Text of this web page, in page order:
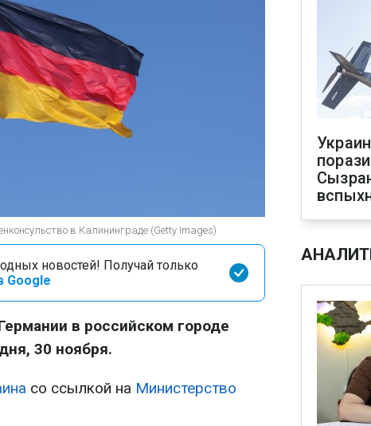
в Калининграде (Getty Images)
новостей! Получай только
Google
в российском городе
30 ноября.
со ссылкой на Министерство